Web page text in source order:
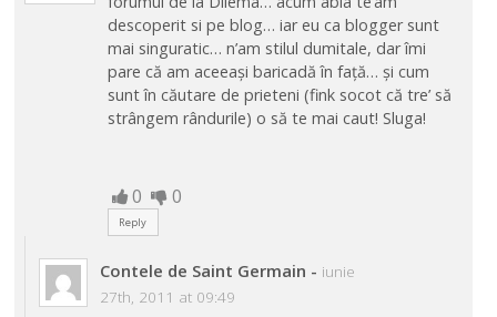
descoperit si pe blog… iar eu ca blogger sunt
mai singuratic… n’am stilul dumitale, dar îmi
pare că am aceeași baricadă în față… și cum
sunt în căutare de prieteni (fink socot că tre’ să
strângem rândurile) o să te mai caut! Sluga!
0 0
Reply
Contele de Saint Germain - iunie
27th, 2011 at 09:49